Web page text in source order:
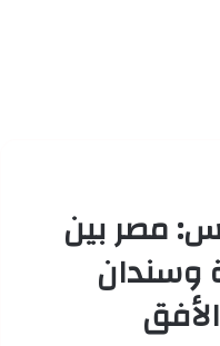
مصر بين
وسندان